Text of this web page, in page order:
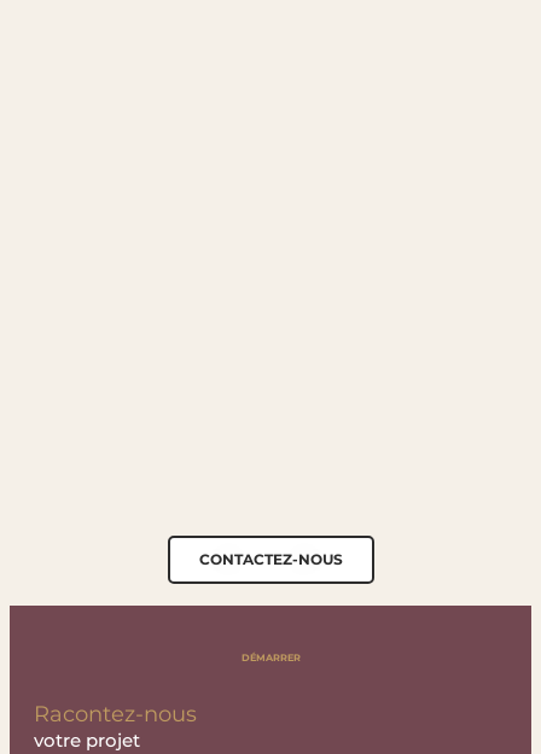
CONTACTEZ-NOUS
DÉMARRER
Racontez-nous
votre projet